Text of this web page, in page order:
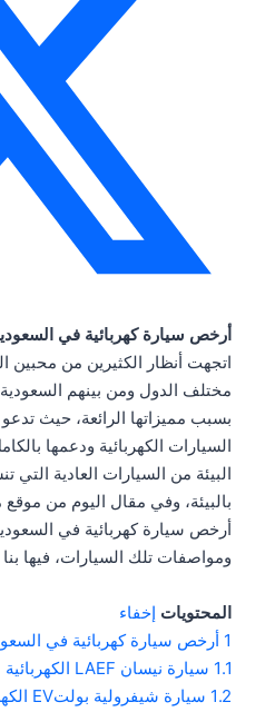
أرخص سيارة كهربائية في
اتجهت أنظار الكثيرين من محبين
مختلف الدول ومن بينهم
بسبب مميزاتها الرائعة، حيث
السيارات الكهربائية ودعمها
البيئة من السيارات العادية
بالبيئة، وفي مقال اليوم من
أرخص سيارة كهربائية في
ومواصفات تلك السيارات، فيها بنا
المحتويات إخفاء
1 أرخص سيارة كهربائية في
1.1 سيارة نيسان LAEF الكهربائية
1.2 سيارة شيفرولية بولتEV الكهربائية